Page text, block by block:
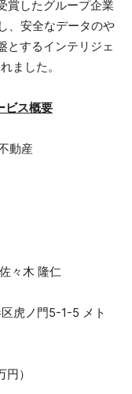
賞したグループ企業
、安全なデータのや
とするインテリジェ
ました。
ビス概要
動産
々木 隆仁
虎ノ門5-1-5 メト
円）